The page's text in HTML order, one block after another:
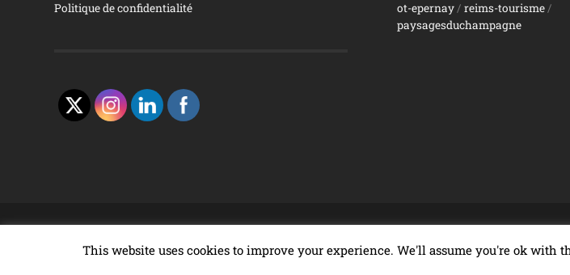
Politique de confidentialité
ot-epernay/ reims-tourisme/
paysagesduchampagne
This website uses cookies to improve your experience. We'll assume you're ok with